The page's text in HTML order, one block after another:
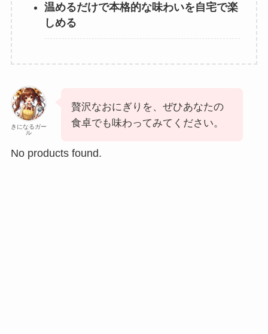
温めるだけで本格的な味わいを自宅で楽
しめる
きになるガー
ル
贅沢なおにぎりを、ぜひあなたの
食卓でも味わってみてください。
No products found.